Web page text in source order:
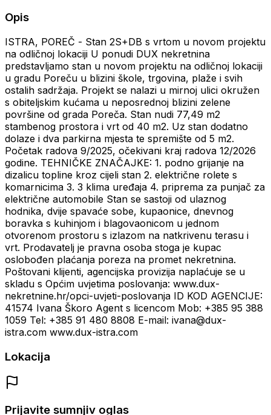
Opis
ISTRA, POREČ - Stan 2S+DB s vrtom u novom projektu
na odličnoj lokaciji U ponudi DUX nekretnina
predstavljamo stan u novom projektu na odličnoj lokaciji
u gradu Poreču u blizini škole, trgovina, plaže i svih
ostalih sadržaja. Projekt se nalazi u mirnoj ulici okružen
s obiteljskim kućama u neposrednoj blizini zelene
površine od grada Poreča. Stan nudi 77,49 m2
stambenog prostora i vrt od 40 m2. Uz stan dodatno
dolaze i dva parkirna mjesta te spremište od 5 m2.
Početak radova 9/2025, očekivani kraj radova 12/2026
godine. TEHNIČKE ZNAČAJKE: 1. podno grijanje na
dizalicu topline kroz cijeli stan 2. električne rolete s
komarnicima 3. 3 klima uređaja 4. priprema za punjač za
električne automobile Stan se sastoji od ulaznog
hodnika, dvije spavaće sobe, kupaonice, dnevnog
boravka s kuhinjom i blagovaonicom u jednom
otvorenom prostoru s izlazom na natkrivenu terasu i
vrt. Prodavatelj je pravna osoba stoga je kupac
oslobođen plaćanja poreza na promet nekretnina.
Poštovani klijenti, agencijska provizija naplaćuje se u
skladu s Općim uvjetima poslovanja: www.dux-
nekretnine.hr/opci-uvjeti-poslovanja ID KOD AGENCIJE:
41574 Ivana Škoro Agent s licencom Mob: +385 95 388
1059 Tel: +385 91 480 8808 E-mail: ivana@dux-
istra.com www.dux-istra.com
Lokacija
Prijavite sumnjiv oglas